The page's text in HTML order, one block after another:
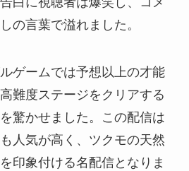
の言葉で溢れました。
ゲームでは予想以上の才能
難度ステージをクリアする
驚かせました。この配信は
人気が高く、ツクモの天然
印象付ける名配信となりま